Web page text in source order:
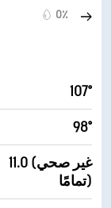
0٪
107°
98°
11.0 (غير صحي
تمامًا)